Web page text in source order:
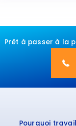
Prêt à passer à la
Pourquoi